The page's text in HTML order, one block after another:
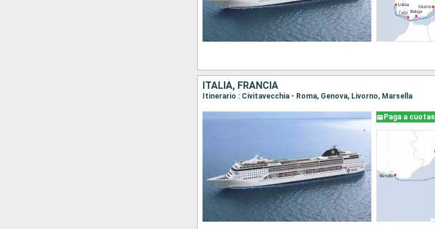
ITALIA, FRANCIA
Itinerario : Civitavecchia - Roma, Genova, Livorno, Marsella
Paga a cuotas